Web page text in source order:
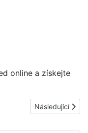
online a získejte
Další článek:
Následující